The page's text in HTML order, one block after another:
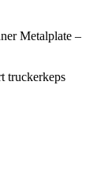
Metalplate –
truckerkeps